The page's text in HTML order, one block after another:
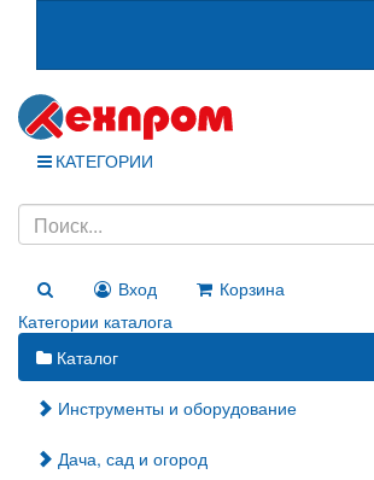
КАТЕГОРИИ
Вход
Корзина
Категории каталога
Каталог
Инструменты и оборудование
Дача, сад и огород